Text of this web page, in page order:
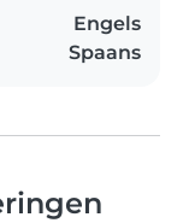
Engels
Spaans